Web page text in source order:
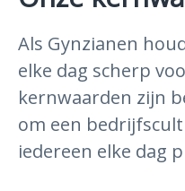
Als Gynzianen
elke dag scherp
kernwaarden zijn
om een
iedereen elke dag